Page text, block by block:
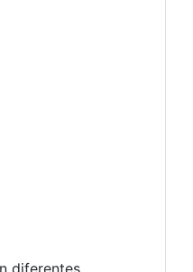
diferentes